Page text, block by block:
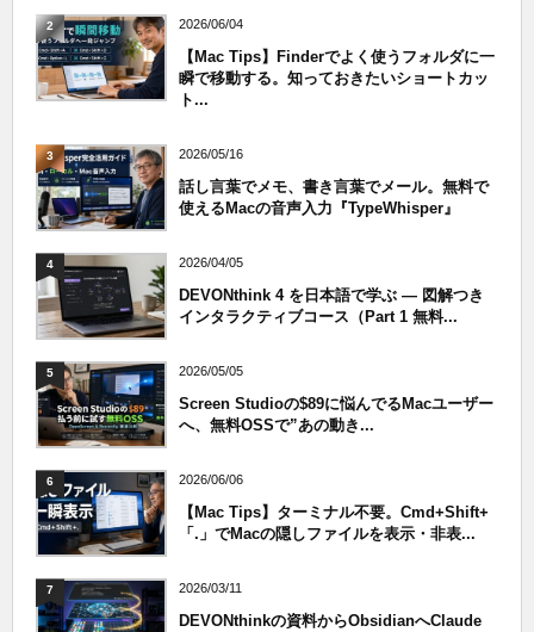
2 2026/06/04
【Mac Tips】Finderでよく使うフォルダに一
瞬で移動する。知っておきたいショートカッ
ト...
3 2026/05/16
話し言葉でメモ、書き言葉でメール。無料で
使えるMacの音声入力『TypeWhisper』
4 2026/04/05
DEVONthink 4 を日本語で学ぶ — 図解つき
インタラクティブコース（Part 1 無料...
5 2026/05/05
Screen Studioの$89に悩んでるMacユーザー
へ、無料OSSで”あの動き...
6 2026/06/06
【Mac Tips】ターミナル不要。Cmd+Shift+
「.」でMacの隠しファイルを表示・非表...
7 2026/03/11
DEVONthinkの資料からObsidianへClaude